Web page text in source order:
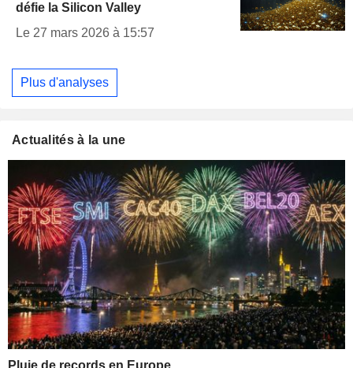
défie la Silicon Valley
Le 27 mars 2026 à 15:57
Plus d'analyses
Actualités à la une